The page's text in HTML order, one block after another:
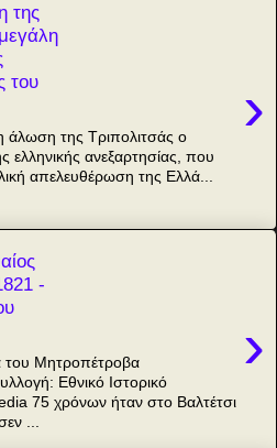
της
του
›
άλωση της Τριπολιτσάς ο
ελληνικής ανεξαρτησίας, που
απελευθέρωση της Ελλά...
-
›
Μητροπέτροβα
Εθνικό Ιστορικό
75 χρόνων ήταν στο Βαλτέτσι
...